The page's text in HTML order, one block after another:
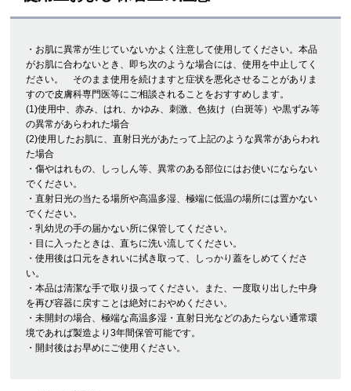
・お肌に異常が生じていないかよく注意して使用してください。本品
がお肌に合わないとき、即ち次のような場合には、使用を中止してく
ださい。 そのまま使用を続けますと症状を悪化させることがありま
すので皮膚科専門医等にご相談されることをおすすめします。
(1)使用中、赤み、はれ、かゆみ、刺激、色抜け（白斑等）や黒ずみ等
の異常があらわれた場合
(2)使用したお肌に、直射日光があたって上記のような異常があらわれ
た場合
・傷やはれもの、しっしん等、異常のある部位にはお使いにならない
でください。
・直射日光の当たる場所や高温多湿、極端に低温の場所には置かない
でください。
・乳幼児の手の届かない所に保管してください。
・目に入ったときは、直ちに洗い流してください。
・使用後は口元をきれいに拭き取って、しっかり蓋をしめてくださ
い。
・本品は清潔な手で取り扱ってください。また、一度取り出した中身
を再び容器に戻すことは絶対におやめください。
・未開封の場合、極端な高温多湿・直射日光などのあたらない通常環
境であれば製造より3年間保管可能です。
・開封後はお早めにご使用ください。